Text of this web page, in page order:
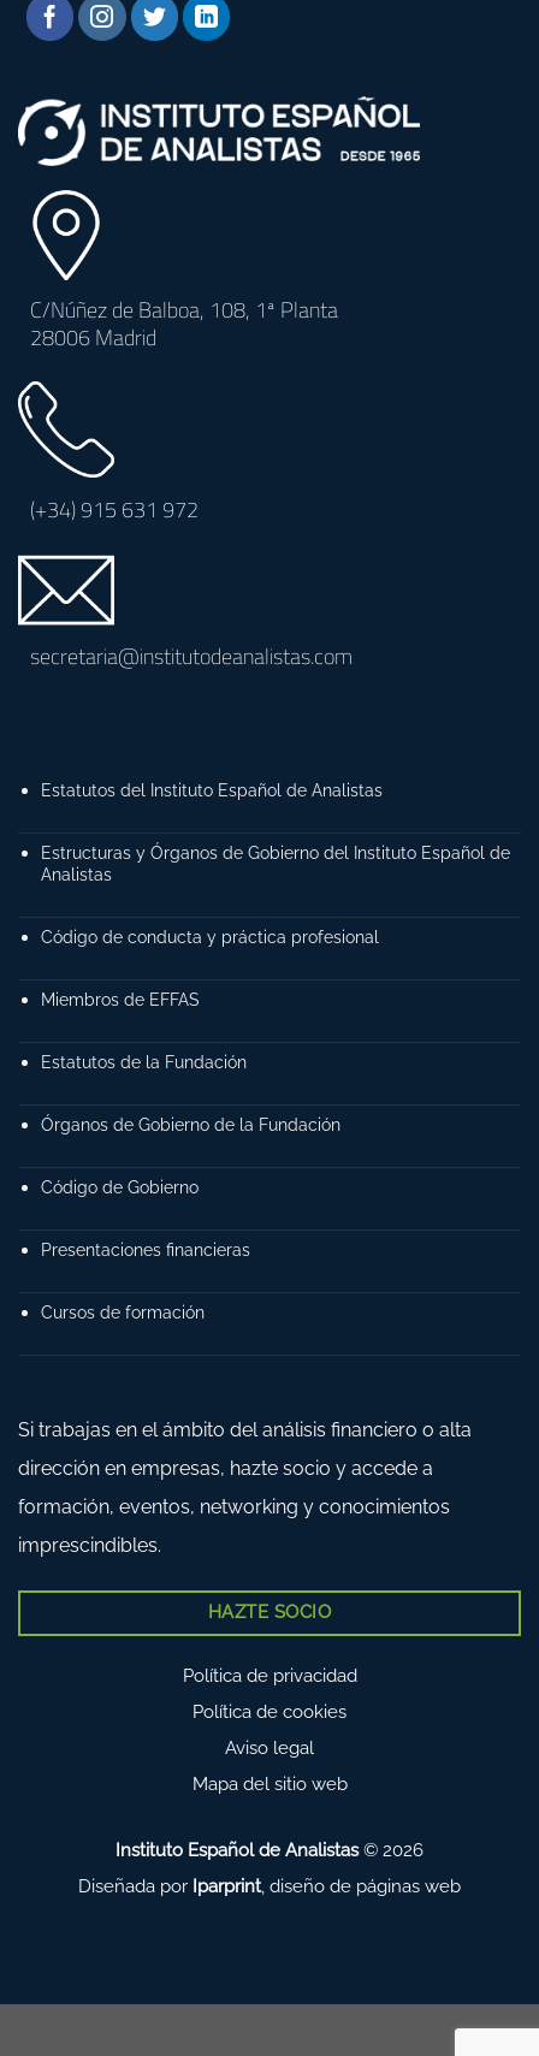
C/Núñez de Balboa, 108, 1ª Planta
28006 Madrid
(+34)915 631 972
secretaria@institutodeanalistas.com
Estatutos del Instituto Español de Analistas
Estructuras y Órganos de Gobierno del Instituto Español de
Analistas
Código de conducta y práctica profesional
Miembros de EFFAS
Estatutos de la Fundación
Órganos de Gobierno de la Fundación
Código de Gobierno
Presentaciones financieras
Cursos de formación
Si trabajas en el ámbito del análisis financiero o alta
dirección en empresas, hazte socio y accede a
formación, eventos, networking y conocimientos
imprescindibles.
HAZTE SOCIO
Política de privacidad
Política de cookies
Aviso legal
Mapa del sitio web
Instituto Español de Analistas© 2026
Diseñada por Iparprint, diseño de páginas web